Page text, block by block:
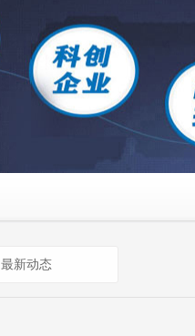
最新动态